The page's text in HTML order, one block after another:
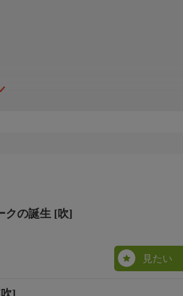
シークの誕生 [吹]
見たい
[吹]